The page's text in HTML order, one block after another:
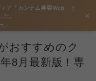
ア 「カンナム美容Web」
と
た。
✕
おすすめのク
8月最新版！専